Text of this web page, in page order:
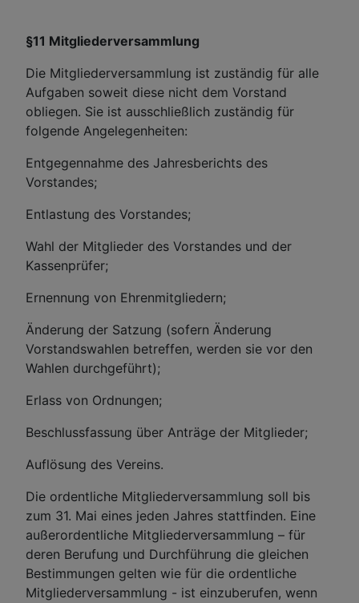
§11 Mitgliederversammlung
Die Mitgliederversammlung ist zuständig für alle
Aufgaben soweit diese nicht dem Vorstand
obliegen. Sie ist ausschließlich zuständig für
folgende Angelegenheiten:
Entgegennahme des Jahresberichts des
Vorstandes;
Entlastung des Vorstandes;
Wahl der Mitglieder des Vorstandes und der
Kassenprüfer;
Ernennung von Ehrenmitgliedern;
Änderung der Satzung (sofern Änderung
Vorstandswahlen betreffen, werden sie vor den
Wahlen durchgeführt);
Erlass von Ordnungen;
Beschlussfassung über Anträge der Mitglieder;
Auflösung des Vereins.
Die ordentliche Mitgliederversammlung soll bis
zum 31. Mai eines jeden Jahres stattfinden. Eine
außerordentliche Mitgliederversammlung – für
deren Berufung und Durchführung die gleichen
Bestimmungen gelten wie für die ordentliche
Mitgliederversammlung - ist einzuberufen, wenn